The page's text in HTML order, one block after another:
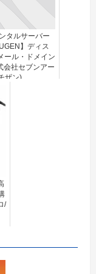
タルサーバー
】ディス
ール・ドメイン
会社セブンアー
ザン)
/